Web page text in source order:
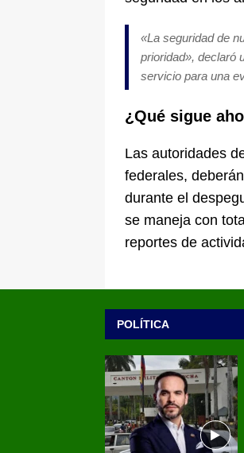
«La seguridad de
prioridad», declaró
servicio para una
¿Qué sigue
Las autoridades
federales,
durante el
se maneja con
reportes de
POLÍTICA